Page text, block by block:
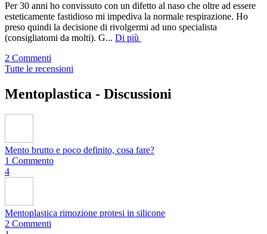
Per 30 anni ho convissuto con un difetto al naso che oltre ad essere
esteticamente fastidioso mi impediva la normale respirazione. Ho
preso quindi la decisione di rivolgermi ad uno specialista
(consigliatomi da molti). G... Di più
2 Commenti
Tutte le recensioni
Mentoplastica - Discussioni
Mento brutto e poco definito, cosa fare?
1 Commento
4
Mentoplastica rimozione protesi in silicone
2 Commenti